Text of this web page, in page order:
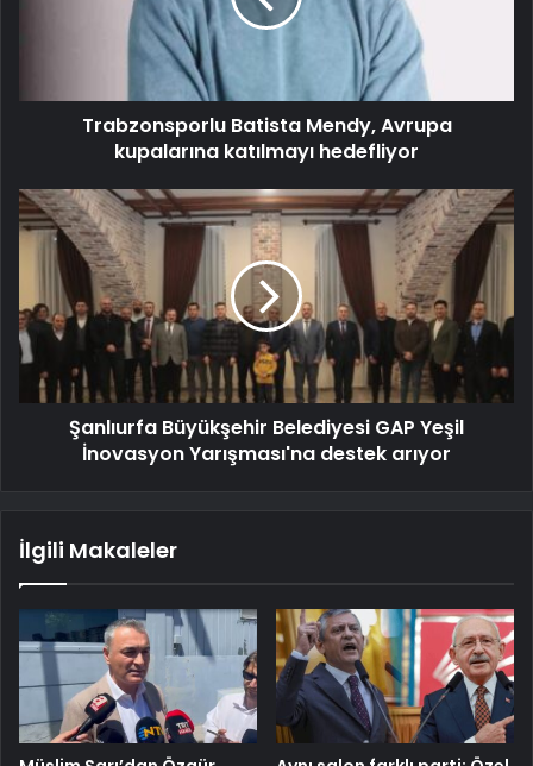
Trabzonsporlu Batista Mendy, Avrupa
kupalarına katılmayı hedefliyor
Şanlıurfa Büyükşehir Belediyesi GAP Yeşil
İnovasyon Yarışması'na destek arıyor
İlgili Makaleler